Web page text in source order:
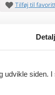
Tilføj til
Mere info
siden. I